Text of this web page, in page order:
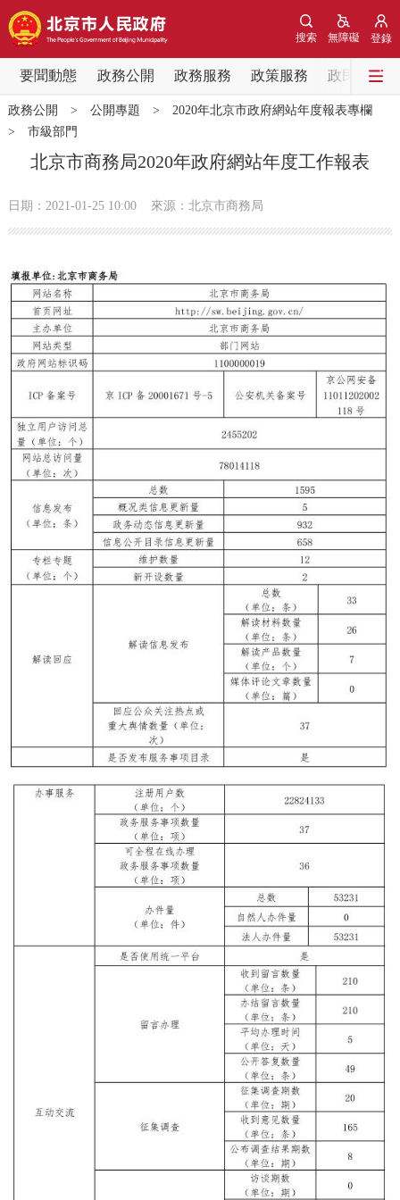
登錄
無障礙
搜索
要聞動態 政務公開 政務服務 政策服務 政民互動
要聞動態
黨中央精神 國務院資訊 中央部委動態
北京要聞 會議資訊 部門動態
各區熱點
政務公開
市領導 機構職能 政策服務
政策兌現 政策解讀 回應關切
決策公開 專題公開
政務服務
個人服務 法人服務 部門服務
便民服務 利企服務 投資項目
陽光政務
政民互動
12345網上接訴即辦 我要諮詢
參與調查 線上訪談 圖説互動
十六區概覽
圖説北京 視頻北京
多語種
日本語
FRANÇAIS РУССКИЙ ЯЗЫК
PORTUGUÊS
政務公開 > 公開專題 > 2020年北京市政府網站年度報表專欄
> 市級部門
北京市商務局2020年政府網站年度工作報表
日期：2021-01-25 10:00 來源：北京市商務局